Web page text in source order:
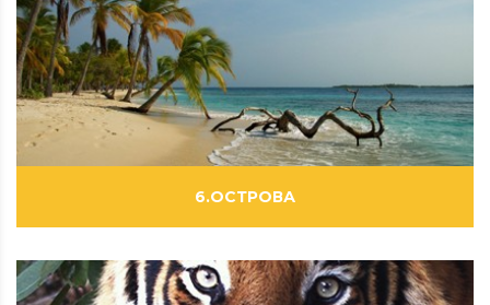
ВИДЕОРОЛИКИ
ФИЛЬМЫ
ФОТОРЕПОРТАЖИ
6.ОСТРОВА